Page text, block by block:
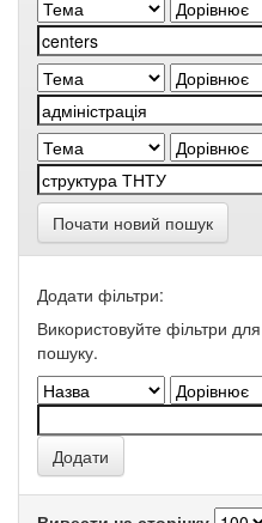
Почати новий пошук
Додати фільтри:
Використовуйте фільтри
пошуку.